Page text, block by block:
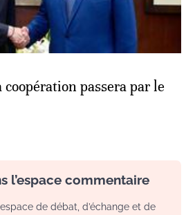
passera par le
l’espace commentaire
de débat, d’échange et de